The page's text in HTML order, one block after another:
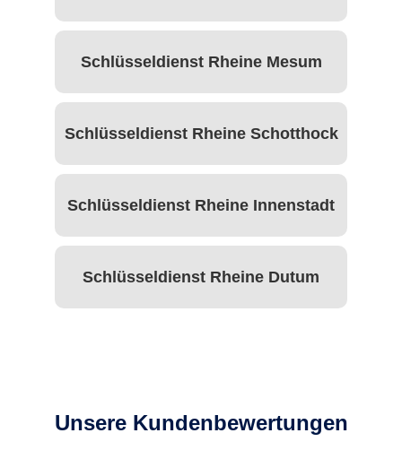
Schlüsseldienst Rheine Mesum
Schlüsseldienst Rheine Schotthock
Schlüsseldienst Rheine Innenstadt
Schlüsseldienst Rheine Dutum
Unsere Kundenbewertungen